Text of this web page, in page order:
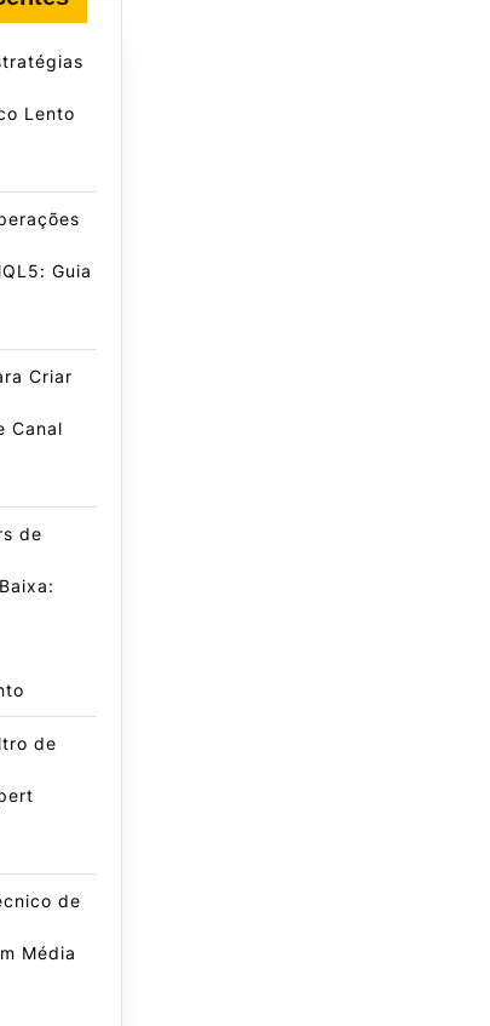
Lento
Guia
Criar
Canal
de
de
de
Média